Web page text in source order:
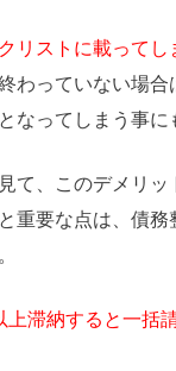
リストに載って
わっていない場
なってしまう事に
て、このデメリ
重要な点は、債
上滞納すると一括